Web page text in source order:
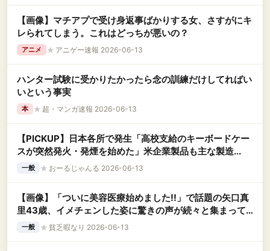
【画像】マチアプで受け身返事ばかりする女、さすがにキ
レられてしまう。これはどっちが悪いの？
アニメ ★ アニゲー速報 2026-06-13
ハンター試験に受かりたかったら念の訓練だけしてればい
いという事実
本 ★ 超・マンガ速報 2026-06-13
【PICKUP】日本各所で発生「高校支給のキーボードケー
スが突然発火・発煙を始めた」米企業製品も主な製造...
一般 ★ おーるじゃんる 2026-06-13
【画像】「ついに美容医療始めました!!」で話題の矢口真
里43歳、イメチェンした姿に驚きの声が続々と集まって
しまう←ご覧くださいｗｗｗｗｗｗｗｗｗ
一般 ★ 貧乏暇なり 2026-06-13